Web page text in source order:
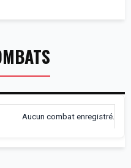
Aucun combat enregistré.